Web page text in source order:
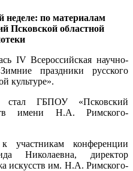
по материалам
Псковской областной
IV Всероссийская научно-
праздники русского
культуре».
стал ГБПОУ «Псковский
имени Н.А. Римского-
участникам конференции
Николаевна, директор
искусств им. Н.А. Римского-